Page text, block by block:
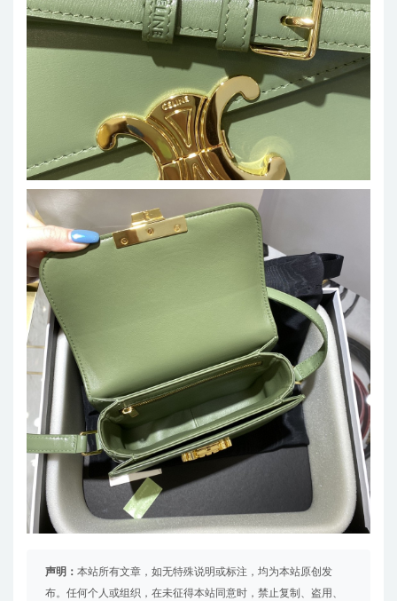
声明： 本站所有文章，如无特殊说明或标注，均为本站原创发
布。任何个人或组织，在未征得本站同意时，禁止复制、盗用、